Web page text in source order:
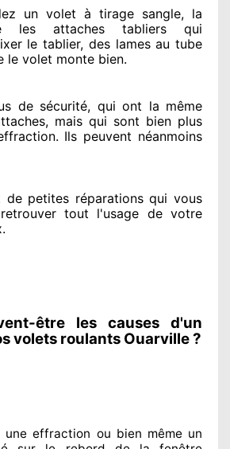
un volet à tirage sangle, la
les attaches tabliers qui
le tablier, des lames au tube
le volet monte bien.
de sécurité, qui ont la même
mais qui sont bien plus
Ils peuvent néanmoins
de petites réparations qui vous
tout l'usage de votre
.
être les causes d'un
volets roulants Ouarville ?
une effraction ou bien même un